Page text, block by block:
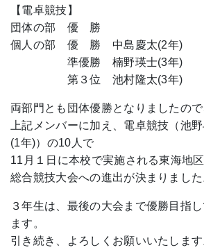
【電卓競技】
団体の部 優 勝
個人の部 優 勝 中島慶太(2年)
準優勝 楠野瑛士(3年)
第３位 池村隆太(3年)
両部門とも団体優勝となりましたので
上記メンバーに加え、電卓競技（池
(1年)）の10人で
11月１日に本校で実施される東海地
総合競技大会への進出が決まりました
３年生は、最後の大会まで優勝目指
ます。
引き続き、よろしくお願いいたします